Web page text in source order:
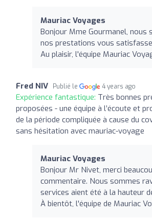
Mauriac Voyages
Bonjour Mme Gourmanel, nous
nos prestations vous
Au plaisir, l'équipe Mauriac
Fred NIV Publié le 4 years ago
Expérience fantastique: Très bonnes
proposées - une équipe à l’écoute et
de la période compliquée à cause du
sans hésitation avec mauriac-voyage
Mauriac Voyages
Bonjour Mr Nivet, merci
commentaire. Nous sommes
services aient été à la hauteur
À bientôt, l'équipe de Mauriac